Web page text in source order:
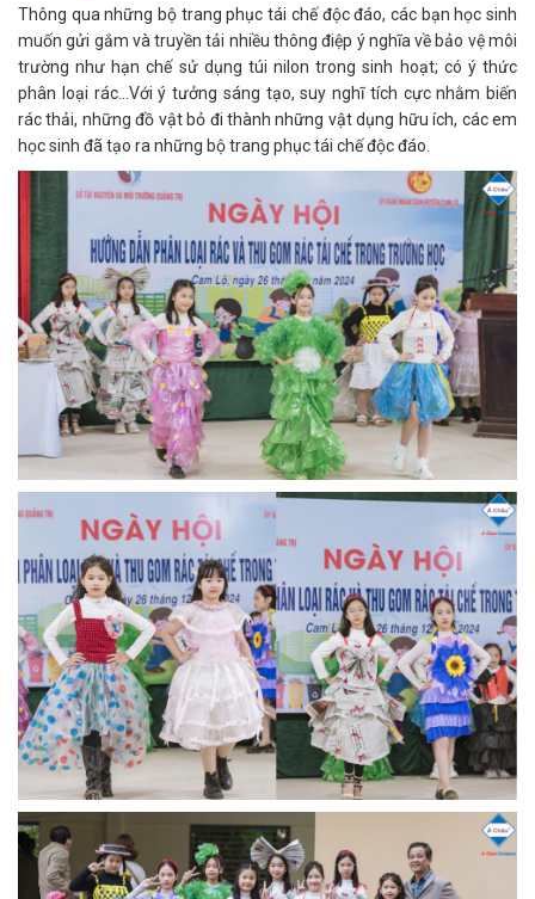
Thông qua những bộ trang phục tái chế độc đáo, các bạn học sinh
muốn gửi gắm và truyền tải nhiều thông điệp ý nghĩa về bảo vệ môi
trường như hạn chế sử dụng túi nilon trong sinh hoạt; có ý thức
phân loại rác…Với ý tưởng sáng tạo, suy nghĩ tích cực nhằm biến
rác thải, những đồ vật bỏ đi thành những vật dụng hữu ích, các em
học sinh đã tạo ra những bộ trang phục tái chế độc đáo.